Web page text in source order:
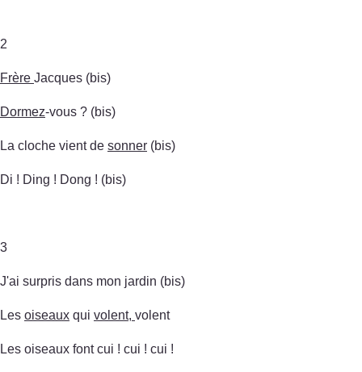
2
Frère Jacques (bis)
Dormez-vous ? (bis)
La cloche vient de sonner (bis)
Di ! Ding ! Dong ! (bis)
3
J'ai surpris dans mon jardin (bis)
Les oiseaux qui volent, volent
Les oiseaux font cui ! cui ! cui !